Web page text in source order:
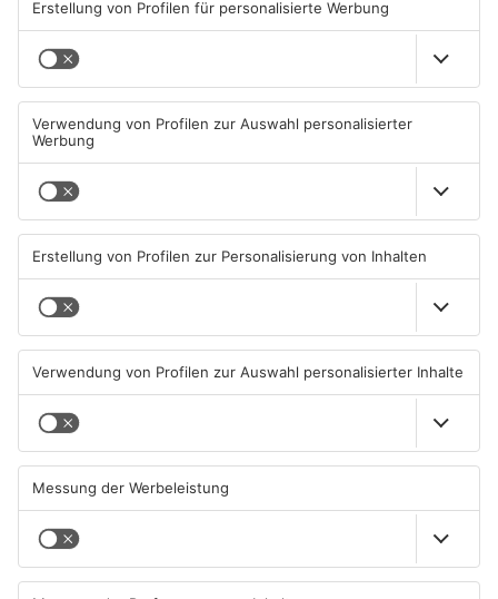
Sportergebnisse: TV
Großwallstadt gewinnt den
Untermain-Cup
03.08.2026, 07:38 UHR IN SPORT
Sport: Viktoria mit
02.08.2026, 08:29 UHR IN SPORT
Saisonstart für Viktoria
Aschaffenburg und Bayern
Alzenau
Untermain-Cup 2026:
Handball-Elite trifft sich in